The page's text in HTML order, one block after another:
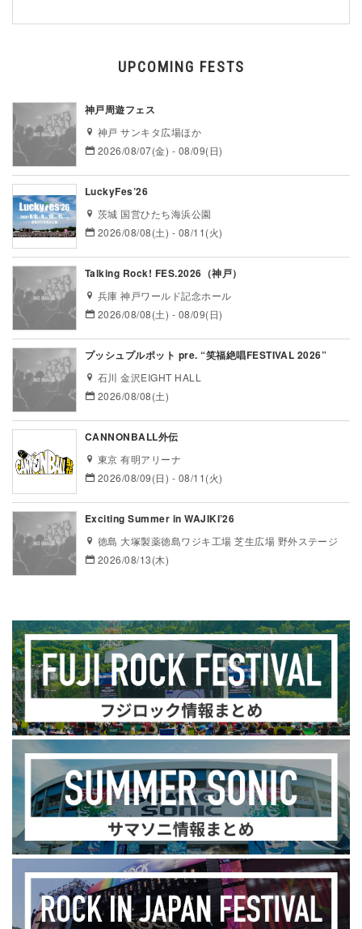
UPCOMING FESTS
神戸周遊フェス
神戸 サンキタ広場ほか
2026/08/07(金) - 08/09(日)
LuckyFes’26
茨城 国営ひたち海浜公園
2026/08/08(土) - 08/11(火)
Talking Rock! FES.2026（神戸）
兵庫 神戸ワールド記念ホール
2026/08/08(土) - 08/09(日)
プッシュプルポット pre. “笑福絶唱FESTIVAL 2026”
石川 金沢EIGHT HALL
2026/08/08(土)
CANNONBALL外伝
東京 有明アリーナ
2026/08/09(日) - 08/11(火)
Exciting Summer in WAJIKI’26
徳島 大塚製薬徳島ワジキ工場 芝生広場 野外ステージ
2026/08/13(木)